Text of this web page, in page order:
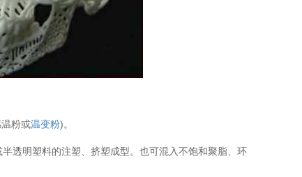
粉或温变粉)。
透明塑料的注塑、挤塑成型。也可混入不饱和聚脂、环